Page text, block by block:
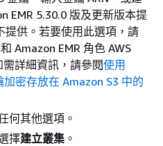
EMR 5.30.0 版及更新版本提
提供。若要使用此選項，請
Amazon EMR 角色 AWS
詳細資訊，請參閱使用
加密存放在 Amazon S3 中的
何其他選項。
擇建立叢集 。